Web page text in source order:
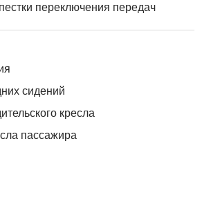
переключения передач
сидений
кресла
пассажира